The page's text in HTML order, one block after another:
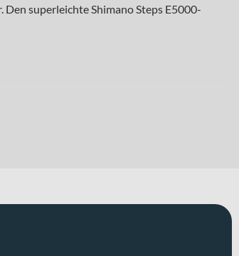
superleichte Shimano Steps E5000-